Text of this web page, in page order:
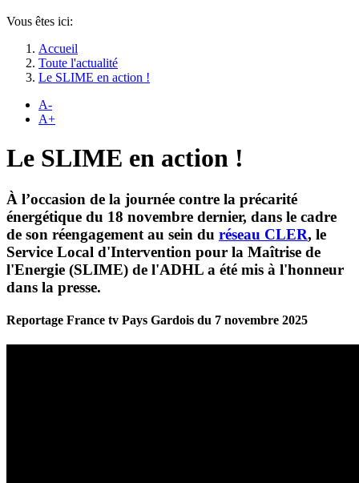
Vous êtes ici:
Accueil
Toute l'actualité
Le SLIME en action !
A-
A+
Le SLIME en action !
À l’occasion de la journée contre la précarité
énergétique du 18 novembre dernier, dans le cadre
de son réengagement au sein du réseau CLER, le
Service Local d'Intervention pour la Maîtrise de
l'Energie (SLIME) de l'ADHL a été mis à l'honneur
dans la presse.
Reportage France tv Pays Gardois du 7 novembre 2025